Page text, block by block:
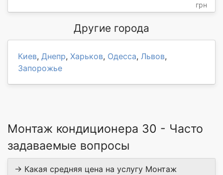
грн
Другие города
Киев, Днепр, Харьков, Одесса, Львов,
Запорожье
Монтаж кондиционера 30 - Часто
задаваемые вопросы
→ Какая средняя цена на услугу Монтаж